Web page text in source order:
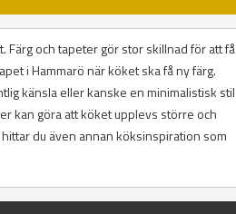
Färg och tapeter gör stor skillnad för att få
i Hammarö när köket ska få ny färg.
känsla eller kanske en minimalistisk stil
kan göra att köket upplevs större och
du även annan köksinspiration som